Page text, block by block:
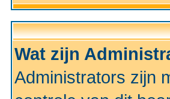
Wat zijn
Administrators zijn